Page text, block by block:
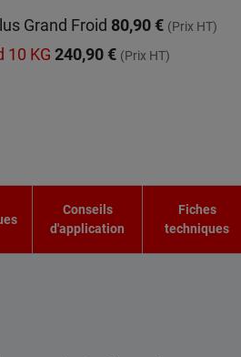
Grand Froid 80,90 € (Prix HT)
10 KG 240,90 € (Prix HT)
Conseils
d'application
Fiches
techniques